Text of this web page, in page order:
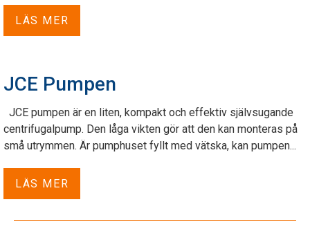
LÄS MER
JCE Pumpen
JCE pumpen är en liten, kompakt och effektiv självsugande
centrifugalpump. Den låga vikten gör att den kan monteras på
små utrymmen. Är pumphuset fyllt med vätska, kan pumpen...
LÄS MER